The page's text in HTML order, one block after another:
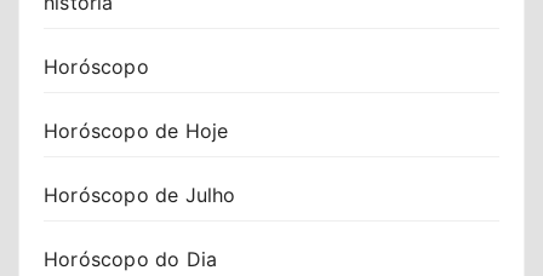
Horóscopo
Horóscopo de Hoje
Horóscopo de Julho
Horóscopo do Dia